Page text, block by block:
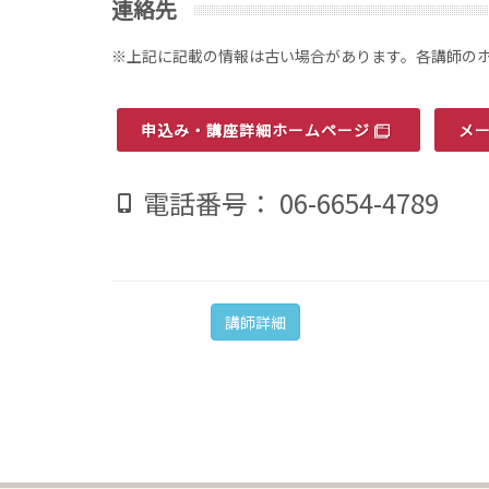
連絡先
※上記に記載の情報は古い場合があります。各講師の
申込み・講座詳細ホームページ メ
電話番号： 06-6654-4789
講師詳細